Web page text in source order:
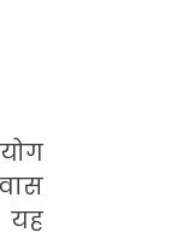
यह